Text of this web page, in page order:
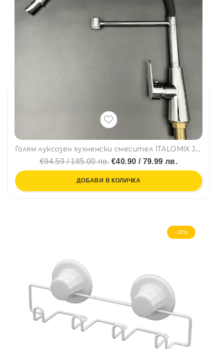
Голям луксозен кухненски смесител ITALOMIX JL-01 с гъвкава аераторна глава и стойка, ХРОМ
€94.59 / 185.00 лв.€40.90 / 79.99 лв.
ДОБАВИ В КОЛИЧКА
-18%